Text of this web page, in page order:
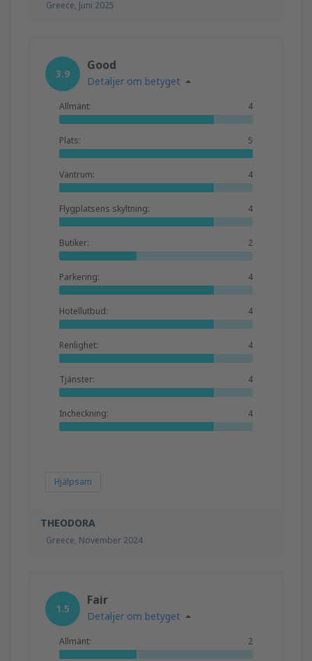
Greece, Juni 2025
THEODORA
Greece, November 2024
3.9
Good
Detaljer om betyget
Allmänt: 4
Plats: 5
Väntrum: 4
Flygplatsens skyltning: 4
Butiker: 2
Parkering: 4
Hotellutbud: 4
Renlighet: 4
Tjänster: 4
Incheckning: 4
Hjälpsam
1.5
Fair
Detaljer om betyget
Allmänt: 2